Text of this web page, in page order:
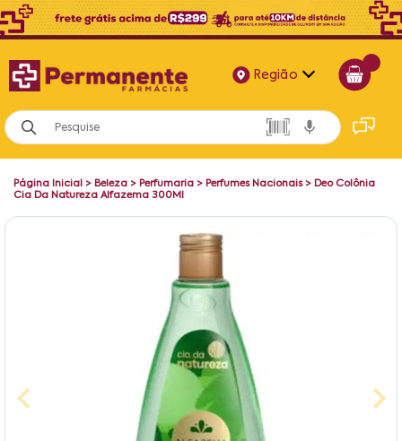
Região
Alagoas
Bahia
Página Inicial > Beleza > Perfumaria > Perfumes Nacionais> Deo Colônia
Cia Da Natureza Alfazema 300Ml